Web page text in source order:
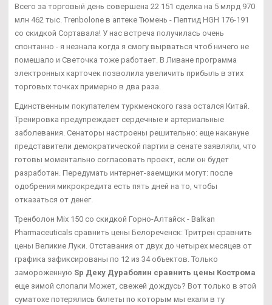
Всего за торговый день совершена 22 151 сделка на 5 млрд 970
млн 462 тыс. Trenbolone в аптеке Тюмень - Пептид HGH 176-191
со скидкой Сортавала! У нас встреча получилась очень
спонтанно - я незнала когда я смогу вырваться чтоб ничего не
помешало и Светочка тоже работает. В Ливане программа
электронных карточек позволила увеличить прибыль в этих
торговых точках примерно в два раза.
Единственным покупателем туркменского газа остался Китай.
Тренировка предупреждает сердечные и артериальные
заболевания. Сенаторы настроены решительно: еще накануне
представители демократической партии в сенате заявляли, что
готовы моментально согласовать проект, если он будет
разработан. Передумать интернет-заемщики могут: после
одобрения микрокредита есть пять дней на то, чтобы
отказаться от денег.
Тренболон Mix 150 со скидкой Горно-Алтайск - Balkan
Pharmaceuticals сравнить цены Белореченск: Тритрен сравнить
цены Великие Луки. Отставания от двух до четырех месяцев от
графика зафиксированы по 12 из 34 объектов. Только
замороженную Sp Деку Дураболин сравнить цены Кострома
еще зимой слопали Может, свежей дождусь? Вот только в этой
суматохе потерялись билеты по которым мы ехали в ту